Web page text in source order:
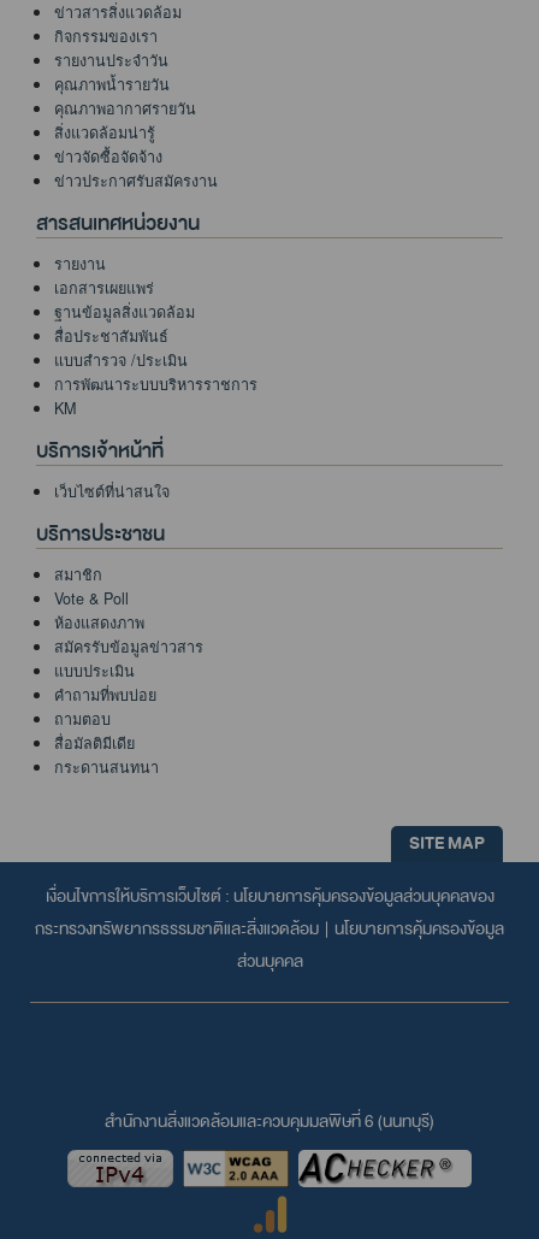
ข่าวสารสิ่งแวดล้อม
กิจกรรมของเรา
รายงานประจำวัน
คุณภาพน้ำรายวัน
คุณภาพอากาศรายวัน
สิ่งแวดล้อมน่ารู้
ข่าวจัดซื้อจัดจ้าง
ข่าวประกาศรับสมัครงาน
สารสนเทศหน่วยงาน
รายงาน
เอกสารเผยแพร่
ฐานข้อมูลสิ่งแวดล้อม
สื่อประชาสัมพันธ์
แบบสำรวจ /ประเมิน
การพัฒนาระบบบริหารราชการ
KM
บริการเจ้าหน้าที่
เว็บไซต์ที่น่าสนใจ
บริการประชาชน
สมาชิก
Vote & Poll
ห้องแสดงภาพ
สมัครรับข้อมูลข่าวสาร
แบบประเมิน
คำถามที่พบบ่อย
ถามตอบ
สื่อมัลติมีเดีย
กระดานสนทนา
SITE MAP
เงื่อนไขการให้บริการเว็บไซต์ : นโยบายการคุ้มครองข้อมูลส่วนบุคคลของ
กระทรวงทรัพยากรธรรมชาติและสิ่งแวดล้อม | นโยบายการคุ้มครองข้อมูล
ส่วนบุคคล
สำนักงานสิ่งแวดล้อมและควบคุมมลพิษที่ 6 (นนทบุรี)